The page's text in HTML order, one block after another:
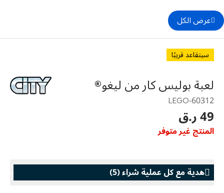
عرض الكل
سيتقاعد قريبًا
لعبة بوليس كار من ليغو®
60312-LEGO
49 ر.ق
المنتج غير متوفر
هدية مع كل عملية شراء(
5
)